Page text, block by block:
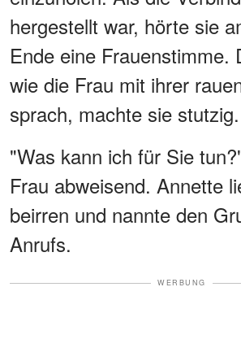
hergestellt war, hörte sie
Ende eine Frauenstimme.
wie die Frau mit ihrer
sprach, machte sie stutzig.
"Was kann ich für Sie
Frau abweisend. Annette
beirren und nannte den
Anrufs.
WERBUNG